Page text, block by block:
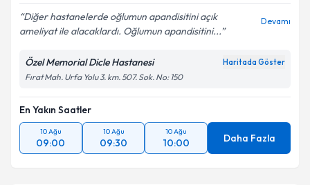
Diğer hastanelerde oğlumun apandisitini açık
ameliyat ile alacaklardı. Oğlumun apandisitini...
Devamı
Özel Memorial Dicle Hastanesi Haritada Göster
Fırat Mah. Urfa Yolu 3. km. 507. Sok. No: 150
En Yakın Saatler
10 Ağu
09:00
10 Ağu
09:30
10 Ağu
10:00 Daha Fazla